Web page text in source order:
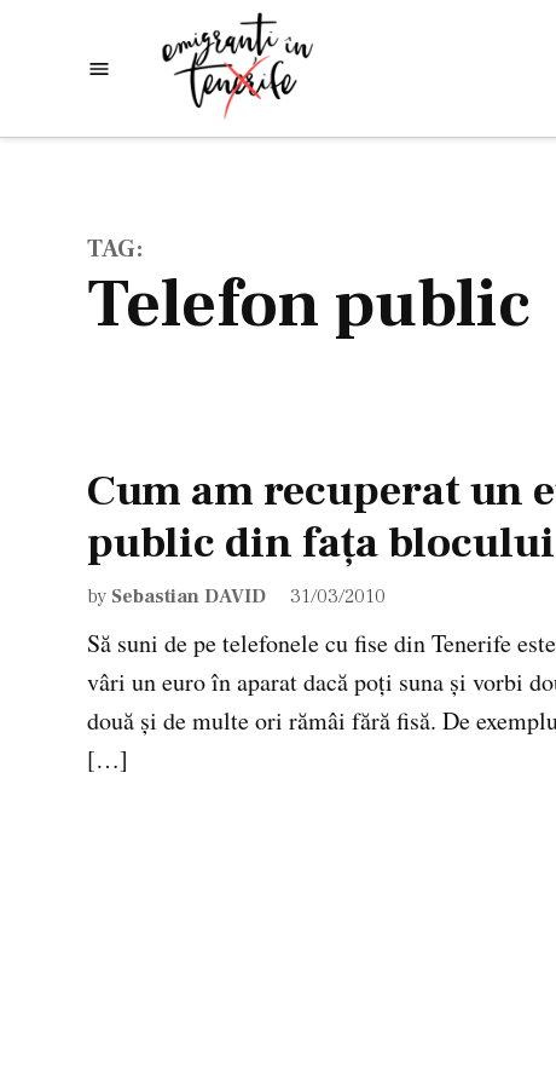
TAG:
telefon public
Cum am recuperat un
public din faţa blocului
by Sebastian DAVID 31/03/2010
Să suni de pe telefonele cu fise din Tenerife
vâri un euro în aparat dacă poţi suna şi vorbi
două şi de multe ori rămâi fără fisă. De
[…]